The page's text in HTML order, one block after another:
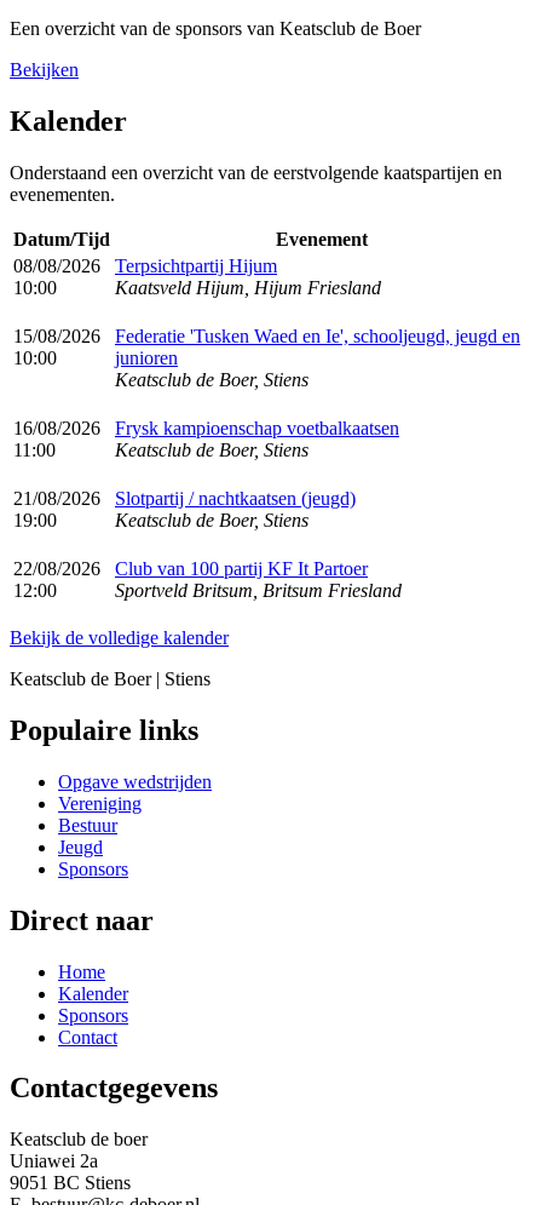
Een overzicht van de sponsors van Keatsclub de Boer
Bekijken
Kalender
Onderstaand een overzicht van de eerstvolgende kaatspartijen en
evenementen.
Datum/Tijd
Evenement
08/08/2026
10:00
Terpsichtpartij Hijum
Kaatsveld Hijum, Hijum Friesland
15/08/2026
10:00
Federatie 'Tusken Waed en Ie', schooljeugd, jeugd en
junioren
Keatsclub de Boer, Stiens
16/08/2026
11:00
Frysk kampioenschap voetbalkaatsen
Keatsclub de Boer, Stiens
21/08/2026
19:00
Slotpartij / nachtkaatsen (jeugd)
Keatsclub de Boer, Stiens
22/08/2026
12:00
Club van 100 partij KF It Partoer
Sportveld Britsum, Britsum Friesland
Bekijk de volledige kalender
Keatsclub de Boer | Stiens
Populaire links
Opgave wedstrijden
Vereniging
Bestuur
Jeugd
Sponsors
Direct naar
Home
Kalender
Sponsors
Contact
Contactgegevens
Keatsclub de boer
Uniawei 2a
9051 BC Stiens